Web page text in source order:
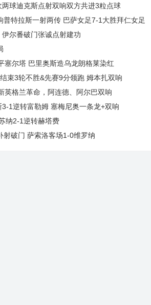
球迪克斯点射双响双方共进3粒点球
特拉斯一射两传 巴萨女足7-1大胜拜仁女足
尔番破门张诚点射建功
塞尔塔 巴里奥斯造乌龙朗格莱染红
束3轮不胜&先赛9分领跑 姆本扎双响
英格兰革命，阿连德、阿尔巴双响
1逆转富勒姆 塞梅尼奥一条龙+双响
纳2-1逆转赫塔费
破门 萨索洛客场1-0维罗纳